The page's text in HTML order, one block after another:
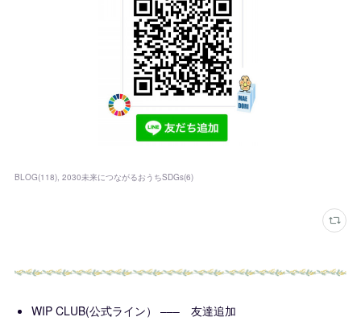
BLOG(118) 2030未来につながるおうちSDGs(6)
WIP CLUB(公式ライン） ––– 友達追加